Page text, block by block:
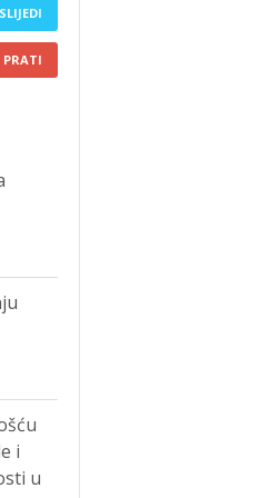
SLIJEDI
PRATI
i
u